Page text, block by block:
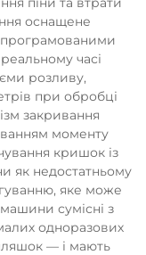
оснащене
часі
розливу,
при обробці
закривання
моменту
кришок із
як недостатньому
яке може
сумісні з
одноразових
— і мають